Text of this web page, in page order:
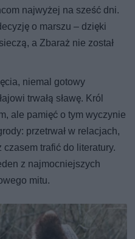
najwyżej na sześć dni.
o marszu – dzięki
a Zbaraż nie został
niemal gotowy
trwałą sławę. Król
ale pamięć o tym wyczynie
przetrwał w relacjach,
trafić do literatury.
z najmocniejszych
mitu.